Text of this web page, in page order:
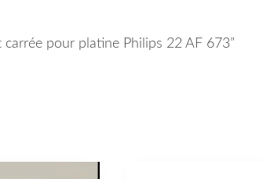
pour platine Philips 22 AF 673”